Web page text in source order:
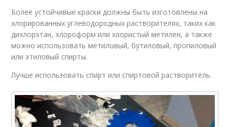
Более устойчивые краски должны быть изготовлены на
хлорированных углеводородных растворителях, таких как
дихлорэтан, хлороформ или хлористый метилен, а также
можно использовать метиловый, бутиловый, пропиловый
или этиловый спирты.
Лучше использовать спирт или спиртовой растворитель.